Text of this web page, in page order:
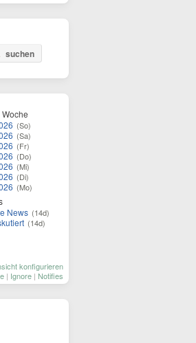
suchen
Woche
(So)
(Sa)
(Fr)
(Do)
(Mi)
(Di)
(Mo)
News (14d)
(14d)
konfigurieren
| Ignore | Notifies